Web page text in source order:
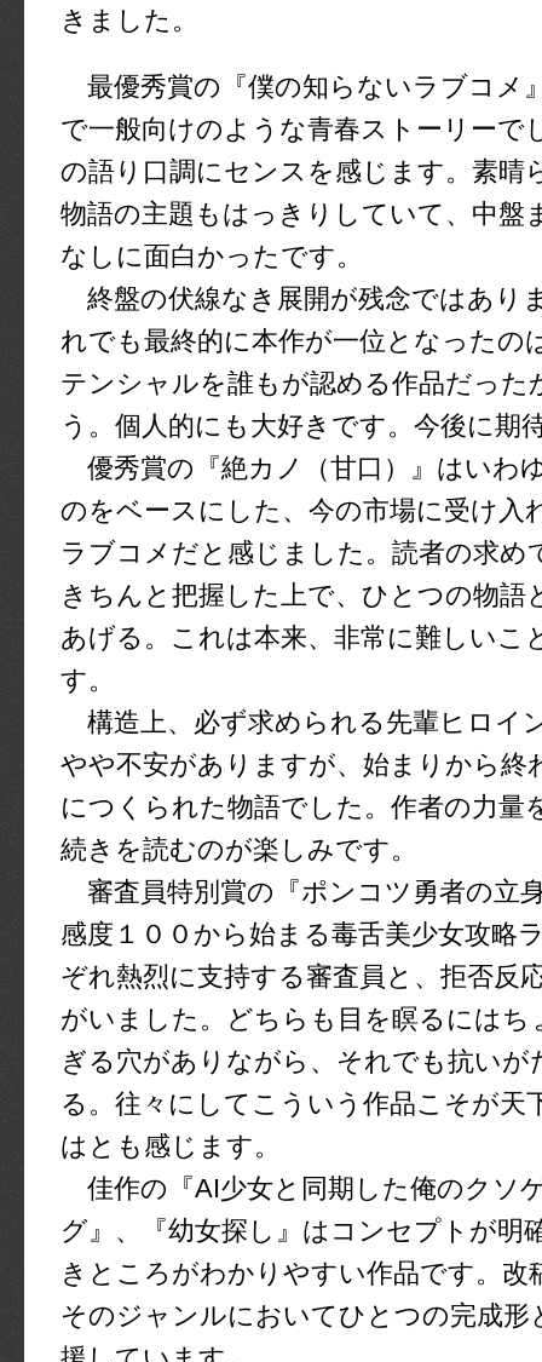
きました。
最優秀賞の『僕の知らないラブコメ
で一般向けのような青春ストーリーで
の語り口調にセンスを感じます。素晴
物語の主題もはっきりしていて、中盤
なしに面白かったです。
終盤の伏線なき展開が残念ではあり
れでも最終的に本作が一位となったの
テンシャルを誰もが認める作品だった
う。個人的にも大好きです。今後に期
優秀賞の『絶カノ（甘口）』はいわ
のをベースにした、今の市場に受け入
ラブコメだと感じました。読者の求め
きちんと把握した上で、ひとつの物語
あげる。これは本来、非常に難しいこ
す。
構造上、必ず求められる先輩ヒロイ
やや不安がありますが、始まりから終
につくられた物語でした。作者の力量
続きを読むのが楽しみです。
審査員特別賞の『ポンコツ勇者の立
感度１００から始まる毒舌美少女攻略
ぞれ熱烈に支持する審査員と、拒否反
がいました。どちらも目を瞑るにはち
ぎる穴がありながら、それでも抗いが
る。往々にしてこういう作品こそが天
はとも感じます。
佳作の『AI少女と同期した俺のクソ
グ』、『幼女探し』はコンセプトが明
きところがわかりやすい作品です。改
そのジャンルにおいてひとつの完成形